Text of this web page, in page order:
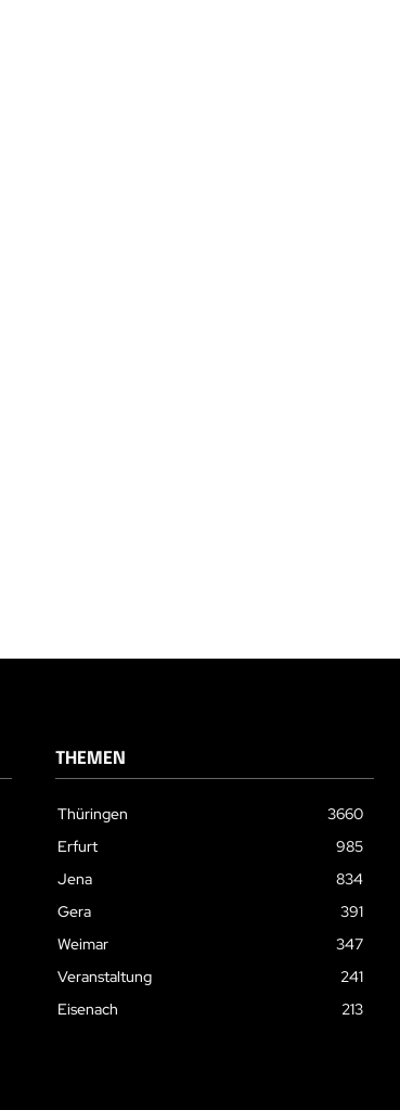
THEMEN
Thüringen
3660
Erfurt
985
Jena
834
Gera
391
Weimar
347
Veranstaltung
241
Eisenach
213